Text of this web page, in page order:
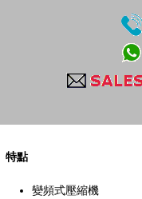
特點
變頻式壓縮機